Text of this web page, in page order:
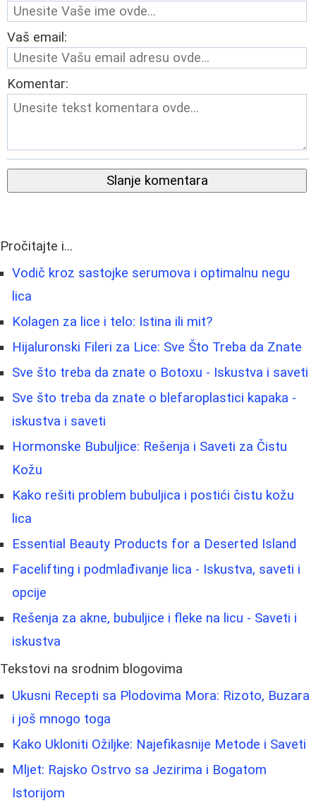
Vaš email:
Komentar:
Slanje komentara
Pročitajte i...
Vodič kroz sastojke serumova i optimalnu negu
lica
Kolagen za lice i telo: Istina ili mit?
Hijaluronski Fileri za Lice: Sve Što Treba da Znate
Sve što treba da znate o Botoxu - Iskustva i saveti
Sve što treba da znate o blefaroplastici kapaka -
iskustva i saveti
Hormonske Bubuljice: Rešenja i Saveti za Čistu
Kožu
Kako rešiti problem bubuljica i postići čistu kožu
lica
Essential Beauty Products for a Deserted Island
Facelifting i podmlađivanje lica - Iskustva, saveti i
opcije
Rešenja za akne, bubuljice i fleke na licu - Saveti i
iskustva
Tekstovi na srodnim blogovima
Ukusni Recepti sa Plodovima Mora: Rizoto, Buzara
i još mnogo toga
Kako Ukloniti Ožiljke: Najefikasnije Metode i Saveti
Mljet: Rajsko Ostrvo sa Jezirima i Bogatom
Istorijom